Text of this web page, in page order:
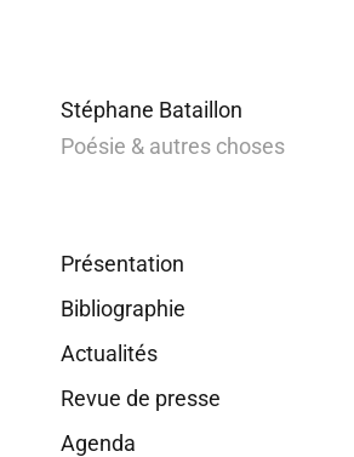
Stéphane Bataillon
Poésie & autres choses
Présentation
Bibliographie
Actualités
Revue de presse
Agenda